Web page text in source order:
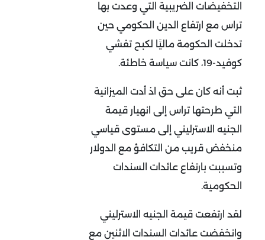
التخفيضات الضريبية التي وعدت بها
تراس مع ارتفاع الدين الحكومي حين
تدخلت الحكومة ماليًا لكبح تفشي
كوفيد-19، كانت سياسة خاطئة.
ثبت أنه كان على حق اذ أدت الميزانية
التي طرحتها تراس إلى انهيار قيمة
الجنيه الاسترليني إلى مستوى قياسي
منخفض قريب من التكافؤ مع الدولار
وتسببت بارتفاع عائدات السندات
الحكومية.
لقد ارتفعت قيمة الجنيه الاسترليني
وانخفضت عائدات السندات الاثنين مع